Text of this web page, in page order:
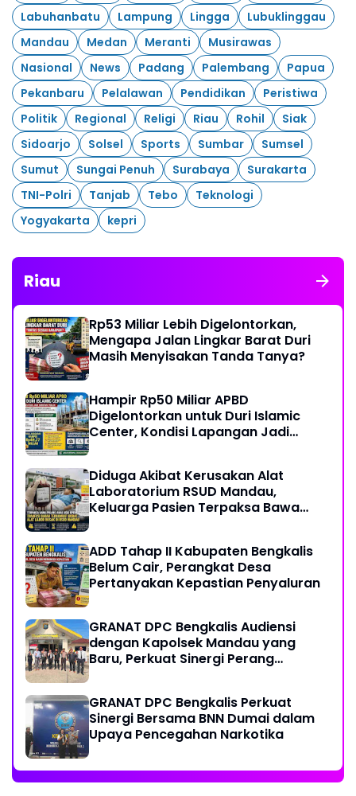
Labuhanbatu
Lampung Lingga
Lubuklinggau
Mandau
Medan Meranti
Musirawas
Nasional
News Padang Palembang
Papua
Pekanbaru
Pelalawan Pendidikan
Peristiwa
Politik
Regional Religi Riau Rohil
Siak
Sidoarjo
Solsel Sports Sumbar
Sumsel
Sumut
Sungai Penuh Surabaya
Surakarta
TNI-Polri
Tanjab Tebo
Teknologi
Yogyakarta
kepri
Riau
Rp53 Miliar Lebih Digelontorkan,
Mengapa Jalan Lingkar Barat Duri
Masih Menyisakan Tanda Tanya?
Hampir Rp50 Miliar APBD
Digelontorkan untuk Duri Islamic
Center, Kondisi Lapangan Jadi
Diduga Akibat Kerusakan Alat
Laboratorium RSUD Mandau,
Keluarga Pasien Terpaksa Bawa
Transfusi Darah
ADD Tahap II Kabupaten Bengkalis
Belum Cair, Perangkat Desa
Pertanyakan Kepastian Penyaluran
GRANAT DPC Bengkalis Audiensi
dengan Kapolsek Mandau yang
Baru, Perkuat Sinergi Perang
GRANAT DPC Bengkalis Perkuat
Sinergi Bersama BNN Dumai dalam
Upaya Pencegahan Narkotika